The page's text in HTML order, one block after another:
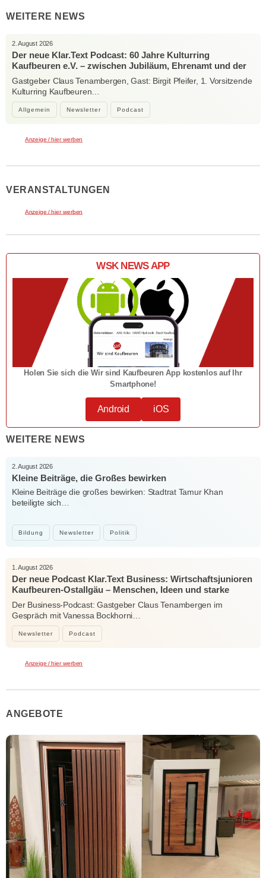
WEITERE NEWS
Allgemein Newsletter Podcast
2. August 2026
Der neue Klar.Text Podcast: 60 Jahre Kulturring
Kaufbeuren e.V. – zwischen Jubiläum, Ehrenamt und der
Kraft der Kultur
Gastgeber Claus Tenambergen, Gast: Birgit Pfeifer, 1. Vorsitzende
Kulturring Kaufbeuren…
Anzeige / hier werben
VERANSTALTUNGEN
Anzeige / hier werben
WSK NEWS APP
Holen Sie sich die Wir sind Kaufbeuren App kostenlos auf Ihr
Smartphone!
Android iOS
WEITERE NEWS
Bildung Newsletter Politik
2. August 2026
Kleine Beiträge, die Großes bewirken
Kleine Beiträge die großes bewirken: Stadtrat Tamur Khan
beteiligte sich…
Newsletter Podcast
1. August 2026
Der neue Podcast Klar.Text Business: Wirtschaftsjunioren
Kaufbeuren-Ostallgäu – Menschen, Ideen und starke
Verbindungen
Der Business-Podcast: Gastgeber Claus Tenambergen im
Gespräch mit Vanessa Bockhorni…
Anzeige / hier werben
ANGEBOTE